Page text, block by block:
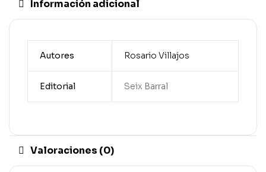
Información adicional
Autores Rosario Villajos
Editorial Seix Barral
Valoraciones (0)